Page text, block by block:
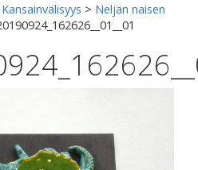
Kansainvälisyys > Neljän naisen